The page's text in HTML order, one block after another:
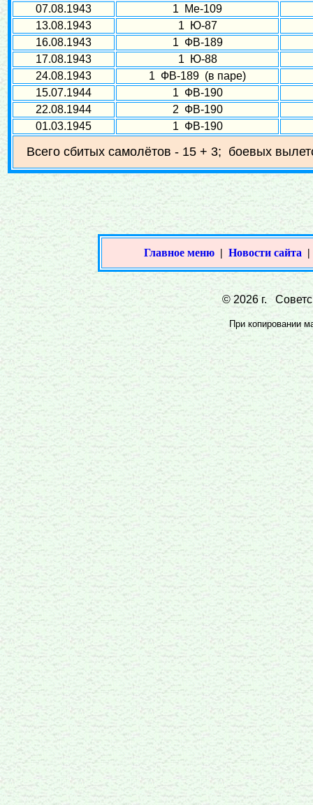
07.08.1943
1 Ме-109
13.08.1943
1 Ю-87
16.08.1943
1 ФВ-189
17.08.1943
1 Ю-88
24.08.1943
1 ФВ-189 (в паре)
15.07.1944
1 ФВ-190
22.08.1944
2 ФВ-190
01.03.1945
1 ФВ-190
Всего сбитых самолётов - 15 + 3; боевых
Главное меню | Новости сайта
© 2026 г.
При копировании